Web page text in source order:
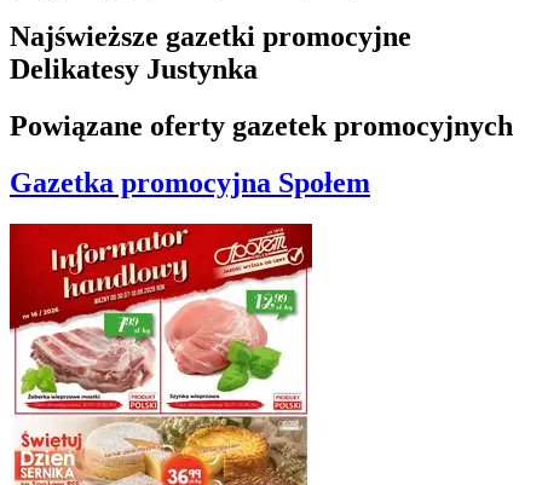
Najświeższe gazetki promocyjne
Delikatesy Justynka
Powiązane oferty gazetek promocyjnych
Gazetka promocyjna Społem